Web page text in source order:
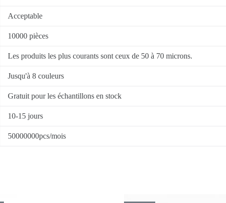
Acceptable
10000 pièces
Les produits les plus courants sont ceux de 50 à 70 microns.
Jusqu'à 8 couleurs
Gratuit pour les échantillons en stock
10-15 jours
50000000pcs/mois